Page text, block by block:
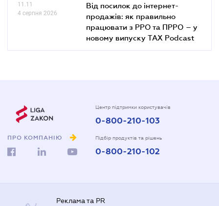
11.11
4 серпня 2026
Від посилок до інтернет-
продажів: як правильно
працювати з РРО та ПРРО – у
новому випуску TAX Podcast
ПРО КОМПАНІЮ
Центр підтримки користувачів
0-800-210-103
Підбір продуктів та рішень
0-800-210-102
Реклама та PR